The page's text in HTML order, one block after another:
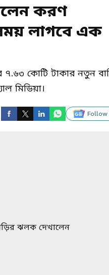
করণ
লাগবে এক
৭.৬৩ কোটি টাকার নতুন
মিডিয়া।
Follow